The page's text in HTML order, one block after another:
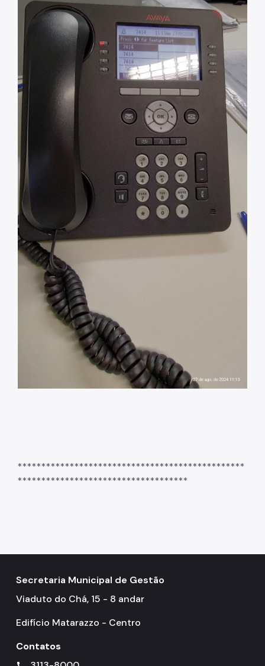
************************************************
************************************
Secretaria Municipal de Gestão
Viaduto do Chá, 15 - 8 andar
Edifício Matarazzo - Centro
Contatos